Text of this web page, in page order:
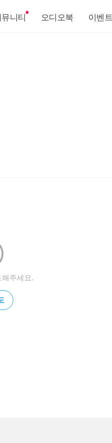
뮤니티 오디오북 이벤트
주세요.